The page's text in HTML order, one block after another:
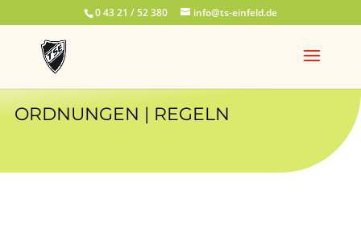
0 43 21 / 52 380 info@ts-einfeld.de
ORDNUNGEN | REGELN